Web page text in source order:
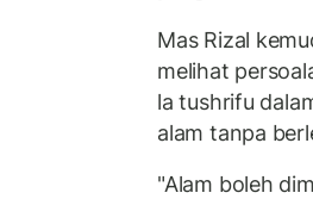
Mas Rizal
melihat
la tushrifu
alam tanpa
"Alam boleh